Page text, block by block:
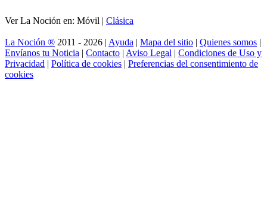
Ver La Noción en: Móvil | Clásica
La Noción ® 2011 - 2026 | Ayuda | Mapa del sitio | Quienes somos |
Envíanos tu Noticia | Contacto | Aviso Legal | Condiciones de Uso y
Privacidad | Política de cookies | Preferencias del consentimiento de
cookies